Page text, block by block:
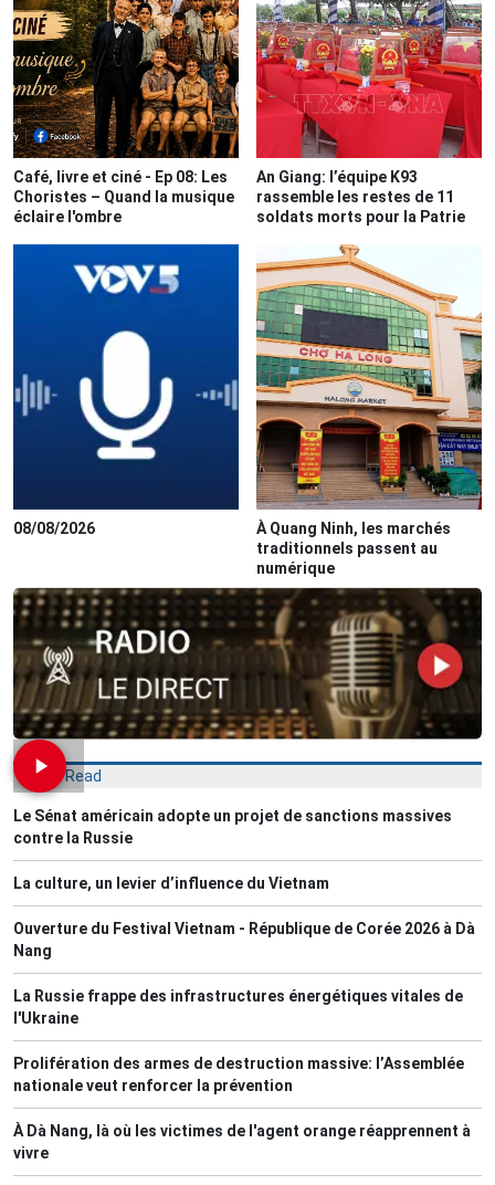
Café, livre et ciné - Ep 08: Les
Choristes – Quand la musique
éclaire l'ombre
An Giang: l’équipe K93
rassemble les restes de 11
soldats morts pour la Patrie
08/08/2026
À Quang Ninh, les marchés
traditionnels passent au
numérique
Most Read
Le Sénat américain adopte un projet de sanctions massives
contre la Russie
La culture, un levier d’influence du Vietnam
Ouverture du Festival Vietnam - République de Corée 2026 à Dà
Nang
La Russie frappe des infrastructures énergétiques vitales de
l'Ukraine
Prolifération des armes de destruction massive: l’Assemblée
nationale veut renforcer la prévention
À Dà Nang, là où les victimes de l'agent orange réapprennent à
vivre